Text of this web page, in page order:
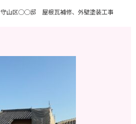
守山区◯◯邸 屋根瓦補修、外壁塗装工事